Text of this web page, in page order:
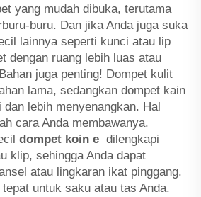
yang mudah dibuka, terutama
buru. Dan jika Anda juga suka
lainnya seperti kunci atau lip
dengan ruang lebih luas atau
juga penting! Dompet kulit
lama, sedangkan dompet kain
lebih menyenangkan. Hal
cara Anda membawanya.
dompet koin e dilengkapi
klip, sehingga Anda dapat
atau lingkaran ikat pinggang.
untuk saku atau tas Anda.